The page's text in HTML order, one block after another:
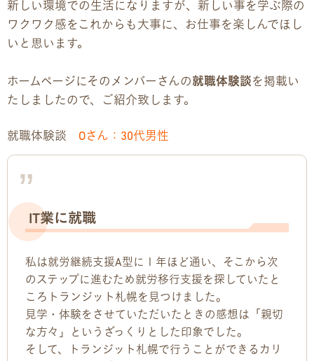
Q&A
プライバシーポリシー
お問い合わせ
見学・体験のお申し込み
資料請求
採用情報
新しい環境での生活になりますが、新しい事を学ぶ際の
ワクワク感をこれからも大事に、お仕事を楽しんでほし
いと思います。
ホームページにそのメンバーさんの就職体験談を掲載い
たしましたので、ご紹介致します。
就職体験談 Oさん：30代男性
IT業に就職
私は就労継続支援A型に１年ほど通い、そこから次
のステップに進むため就労移行支援を探していたと
ころトランジット札幌を見つけました。
見学・体験をさせていただいたときの感想は「親切
な方々」というざっくりとした印象でした。
そして、トランジット札幌で行うことができるカリ